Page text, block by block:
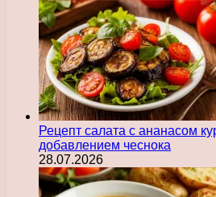
Рецепт салата с ананасом
добавлением чеснока
28.07.2026